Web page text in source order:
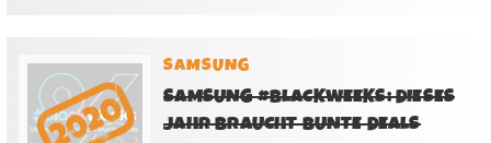
SAMSUNG
SAMSUNG #BLACKWEEKS: DIESES
JAHR BRAUCHT BUNTE DEALS